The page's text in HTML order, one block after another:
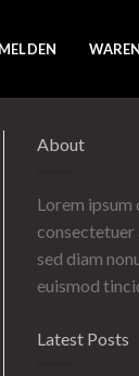
About
Lorem ipsum
consectetuer
sed diam
euismod
Latest Posts